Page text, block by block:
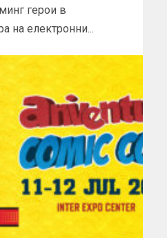
герои в
на електронни...